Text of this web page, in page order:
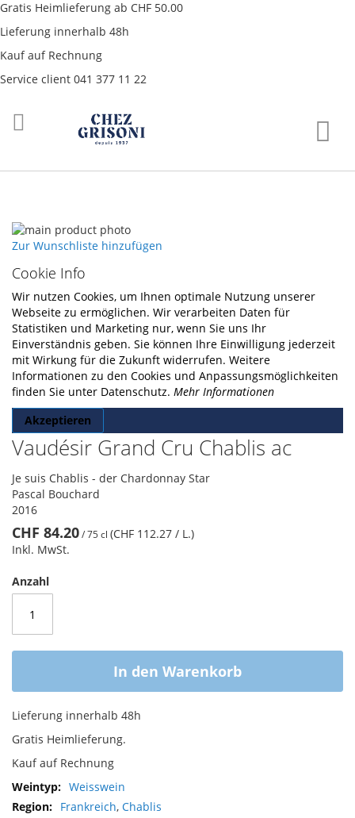
Gratis Heimlieferung ab CHF 50.00
Lieferung innerhalb 48h
Kauf auf Rechnung
Service client 041 377 11 22
Cookie Info
Wir nutzen Cookies, um Ihnen optimale Nutzung unserer
Webseite zu ermöglichen. Wir verarbeiten Daten für
Statistiken und Marketing nur, wenn Sie uns Ihr
Einverständnis geben. Sie können Ihre Einwilligung jederzeit
mit Wirkung für die Zukunft widerrufen. Weitere
Informationen zu den Cookies und Anpassungsmöglichkeiten
finden Sie unter Datenschutz. Mehr Informationen
Akzeptieren
Vaudésir Grand Cru Chablis ac
Je suis Chablis - der Chardonnay Star
Pascal Bouchard
2016
CHF 84.20/75 cl (CHF 112.27 / L.)
Inkl. MwSt.
Anzahl
In den Warenkorb
Lieferung innerhalb 48h
Gratis Heimlieferung.
Kauf auf Rechnung
Skip
to
end
of
the
images
gallery
Skip
the
beginning
of
the
images
gallery
Zur Wunschliste hinzufügen
Mehr
Informationen
Weisswein
Frankreich, Chablis